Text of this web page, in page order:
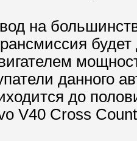
на
данного
до
V40 Cross